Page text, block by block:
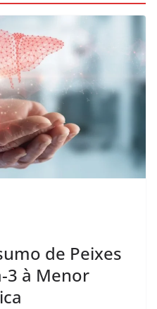
de Peixes
3 à Menor